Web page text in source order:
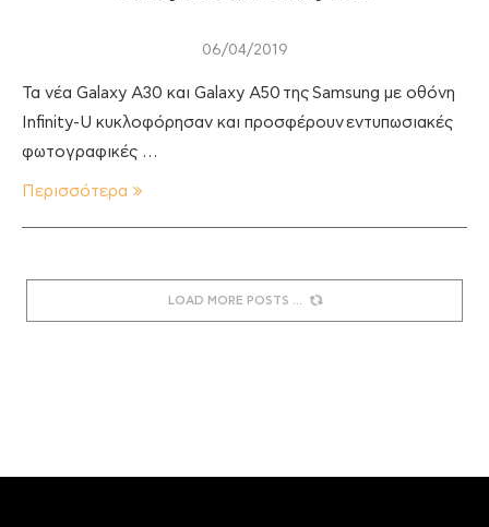
06/04/2019
Τα νέα Galaxy A30 και Galaxy A50 της Samsung με οθόνη
Infinity-U κυκλοφόρησαν και προσφέρουν εντυπωσιακές
φωτογραφικές …
Περισσότερα
LOAD MORE POSTS